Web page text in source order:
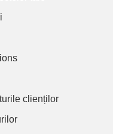
clienților